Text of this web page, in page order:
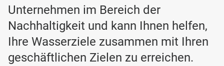
Unternehmen im Bereich der
Nachhaltigkeit und kann Ihnen helfen,
Ihre Wasserziele zusammen mit Ihren
geschäftlichen Zielen zu erreichen.